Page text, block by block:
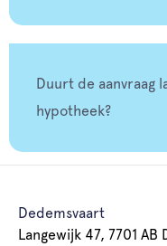
Duurt de aanvraag
hypotheek?
Dedemsvaart
Langewijk 47, 7701 AB